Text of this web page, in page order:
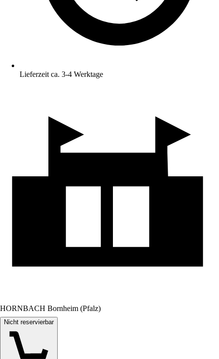
Lieferzeit ca. 3-4 Werktage
HORNBACH Bornheim (Pfalz)
Nicht reservierbar